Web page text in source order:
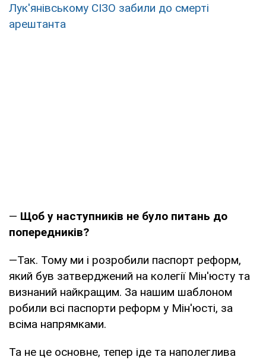
Лук'янівському СІЗО забили до смерті
арештанта
— Щоб у наступників не було питань до
попередників?
—Так. Тому ми і розробили паспорт реформ,
який був затверджений на колегії Мін'юсту та
визнаний найкращим. За нашим шаблоном
робили всі паспорти реформ у Мін'юсті, за
всіма напрямками.
Та не це основне, тепер іде та наполеглива